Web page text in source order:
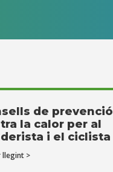
de prevenció
la calor per al
i el ciclista
llegint >